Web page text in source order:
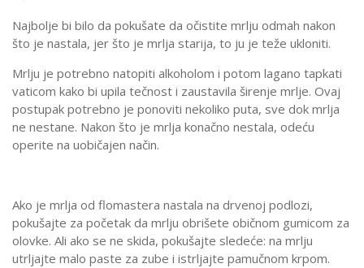
Najbolje bi bilo da pokušate da očistite mrlju odmah nakon
što je nastala, jer što je mrlja starija, to ju je teže ukloniti.
Mrlju je potrebno natopiti alkoholom i potom lagano tapkati
vaticom kako bi upila tečnost i zaustavila širenje mrlje. Ovaj
postupak potrebno je ponoviti nekoliko puta, sve dok mrlja
ne nestane. Nakon što je mrlja konačno nestala, odeću
operite na uobičajen način.
Ako je mrlja od flomastera nastala na drvenoj podlozi,
pokušajte za početak da mrlju obrišete običnom gumicom za
olovke. Ali ako se ne skida, pokušajte sledeće: na mrlju
utrljajte malo paste za zube i istrljajte pamučnom krpom.